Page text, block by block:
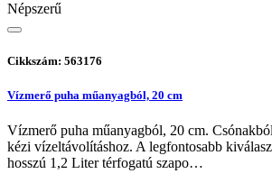
Népszerű
Cikkszám: 563176
Vízmerő puha műanyagból, 20 cm
Vízmerő puha műanyagból, 20 cm.
kézi vízeltávolításhoz. A legfontosabb
hosszú 1,2 Liter térfogatú szapo…